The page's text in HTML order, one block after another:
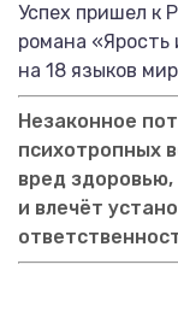
Успех пришел к
романа «Ярость
на 18 языков
Незаконное
психотропных
вред
и влечёт